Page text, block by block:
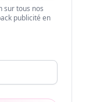
sur tous nos
publicité en